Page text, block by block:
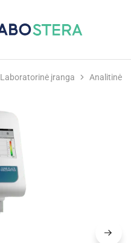
Laboratorinė įranga Analitinė